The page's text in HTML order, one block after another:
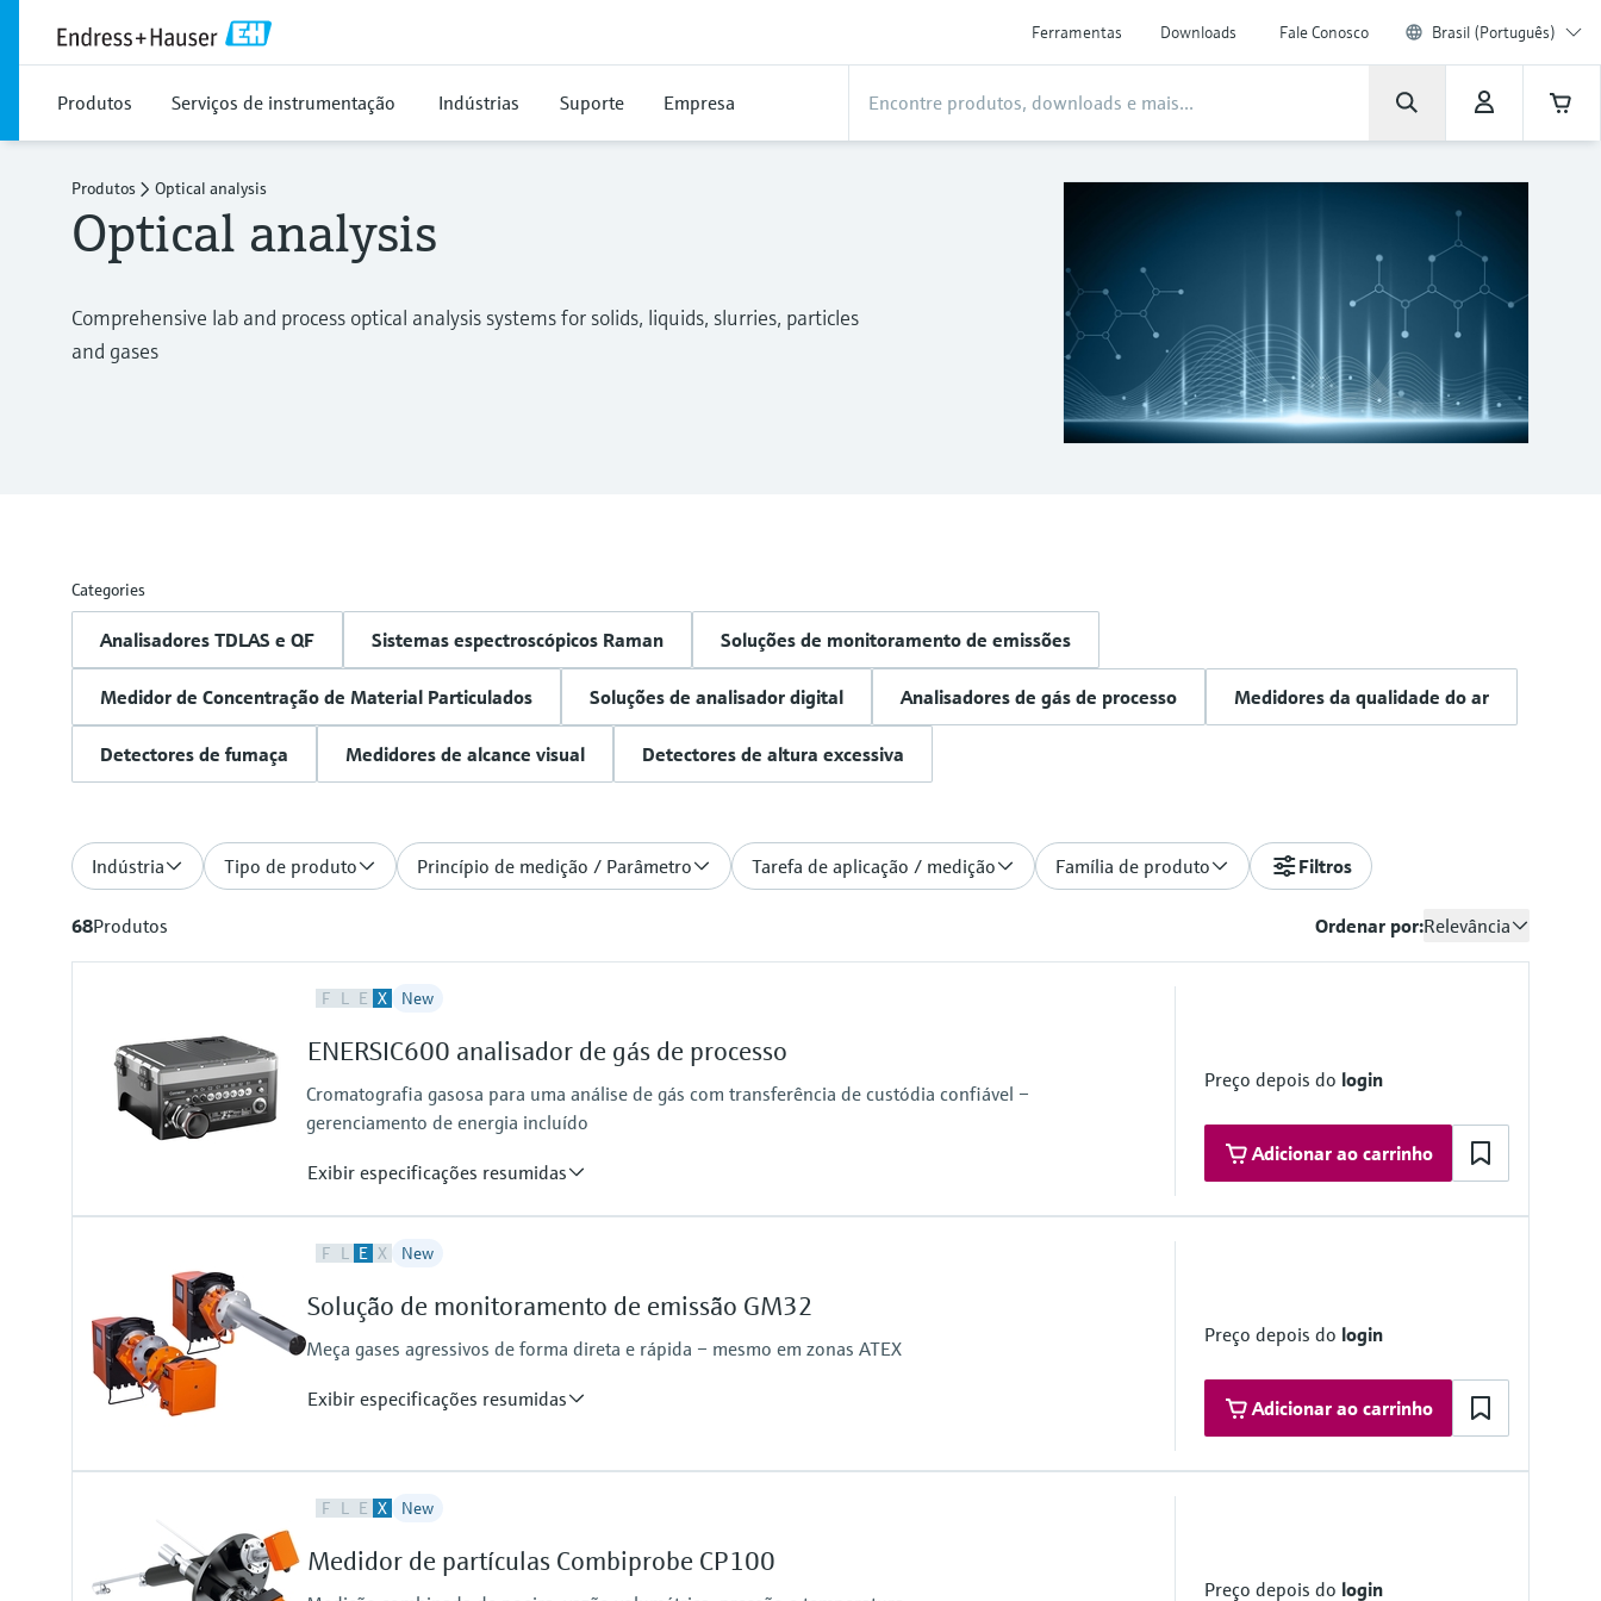
Ferramentas Downloads Fale Conosco Brasil (Português)
Produtos Serviços de instrumentação Indústrias Suporte Empresa
Produtos Optical analysis
Optical analysis
Comprehensive lab and process optical analysis systems for solids, liquids, slurries, particles
and gases
Categories
Analisadores TDLAS e QF Sistemas espectroscópicos Raman Soluções de monitoramento de emissões
Medidor de Concentração de Material Particulados Soluções de analisador digital Analisadores de gás de processo Medidores da qualidade do ar
Detectores de fumaça Medidores de alcance visual Detectores de altura excessiva
Indústria Tipo de produto Princípio de medição / Parâmetro Tarefa de aplicação / medição Família de produto Filtros
68Produtos Ordenar por:Relevância
F L E X New
ENERSIC600 analisador de gás de processo
Cromatografia gasosa para uma análise de gás com transferência de custódia confiável –
gerenciamento de energia incluído
Exibir especificações resumidas
Preço depois do login
Adicionar ao carrinho
Measured variables
Measuring medium
Natural gas, biogas, air, H2, O2, N2
F L E X New
Solução de monitoramento de emissão GM32
Meça gases agressivos de forma direta e rápida – mesmo em zonas ATEX
Exibir especificações resumidas
Preço depois do login
Adicionar ao carrinho
Measured variables
Process temperature
≤ +550 °C
F L E X New
Medidor de partículas Combiprobe CP100
Preço depois do login